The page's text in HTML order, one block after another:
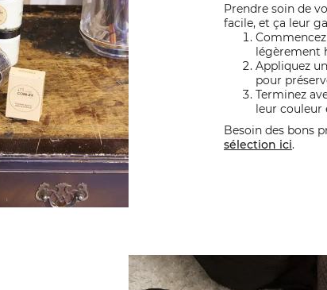
Prendre soin de
facile, et ça leur
légèrement
Appliquez
pour
Terminez
leur couleur
Besoin des bons
sélection ici.